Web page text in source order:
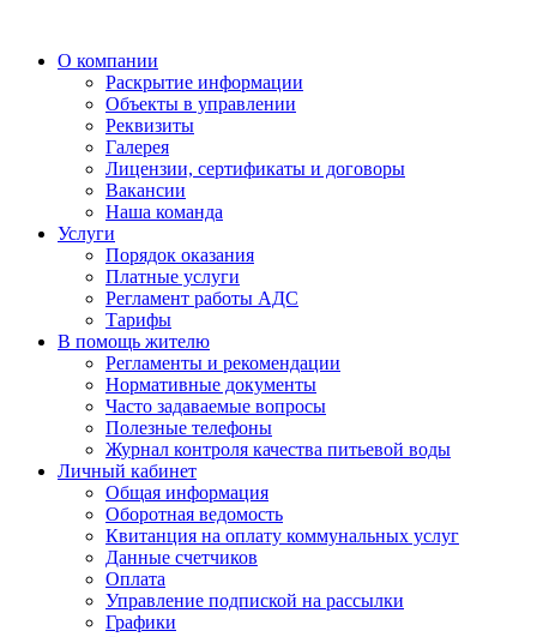
О компании
Раскрытие информации
Объекты в управлении
Реквизиты
Галерея
Лицензии, сертификаты и договоры
Вакансии
Наша команда
Услуги
Порядок оказания
Платные услуги
Регламент работы АДС
Тарифы
В помощь жителю
Регламенты и рекомендации
Нормативные документы
Часто задаваемые вопросы
Полезные телефоны
Журнал контроля качества питьевой воды
Личный кабинет
Общая информация
Оборотная ведомость
Квитанция на оплату коммунальных услуг
Данные счетчиков
Оплата
Управление подпиской на рассылки
Графики